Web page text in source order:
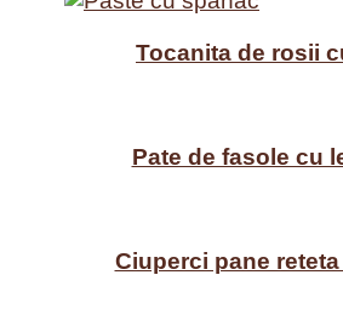
Tocanita de rosii
Pate de fasole cu
Ciuperci pane